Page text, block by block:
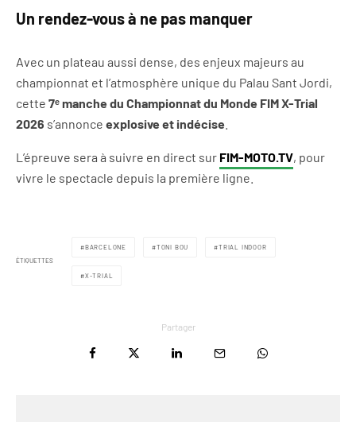
Un rendez-vous à ne pas manquer
Avec un plateau aussi dense, des enjeux majeurs au
championnat et l’atmosphère unique du Palau Sant Jordi,
cette 7ᵉ manche du Championnat du Monde FIM X-Trial
2026 s’annonce explosive et indécise
L’épreuve sera à suivre en direct sur FIM-MOTO.TV, pour
vivre le spectacle depuis la première ligne.
ÉTIQUETTES
BARCELONE TONI BOU TRIAL INDOOR
X-TRIAL
Partager